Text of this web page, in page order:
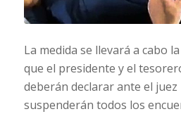
La medida se llevará a cabo
que el presidente y el
deberán declarar ante el juez
suspenderán todos los